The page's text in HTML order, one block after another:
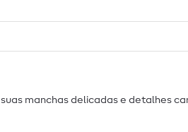
manchas delicadas e detalhes